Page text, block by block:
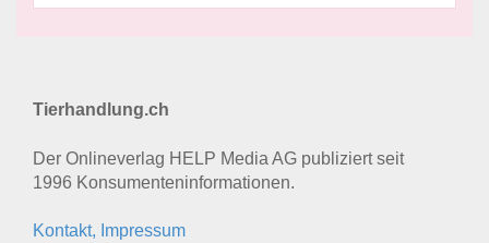
Tierhandlung.ch
Der Onlineverlag HELP Media AG publiziert seit
1996 Konsumenten­informationen.
Kontakt, Impressum